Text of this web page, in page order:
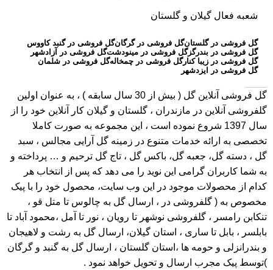
شعبه فعال گیلان و گلستان
گل فروشی در گلستانگل فروشی در گرگانگل فروشی در گنبد کاووس
گل فروشی در بندرگزگل فروشی در مینودشتگل فروشی در آزادشهر
گل فروشی در زیبا کنارگل فروشی در چمخالهگل فروشی در شلمان
گل فروشی در ایزدشهر
گل فروشی آنلاین گل
( بیش از 30 سال سابقه ) ، به عنوان اولین
گلفروشی آنلاین در مازندران ، گلستان و گیلان کار آنلاین خود را از
سال 1397 شروع نموده است ، این مجموعه به صورت کاملا
تخصصی به ارائه خدمات متنوع در زمینه گل آرایی مجالس ، سبد
گل ، دسته گل، جعبه گل، باکس گل ، تاج گل ترحیم و … پرداخته و
به شما کاربران گرامی این نوید را می دهد که پس از انتخاب هر
کدام از محصولات موجود در این وب سایت، محصول خود را با پیک
مخصوص به ( گلفروشی در ، ارسال گل به چالوس تا متل قو ،
تنکابن رامسر ، گلفروشی نوشهر تا رویان ، نور تا آمل ،محمود آباد تا
بابلسر ، بابل تا ساری ، استان گیلان، ارسال گل به رشت و لاهیجان
و بندرانزلی و حومه ها ،استان گلستان ، ارسال گل به گنبد و گرگان
)توسط پیک مجرب ارسال و تحویل خواهد نمود .